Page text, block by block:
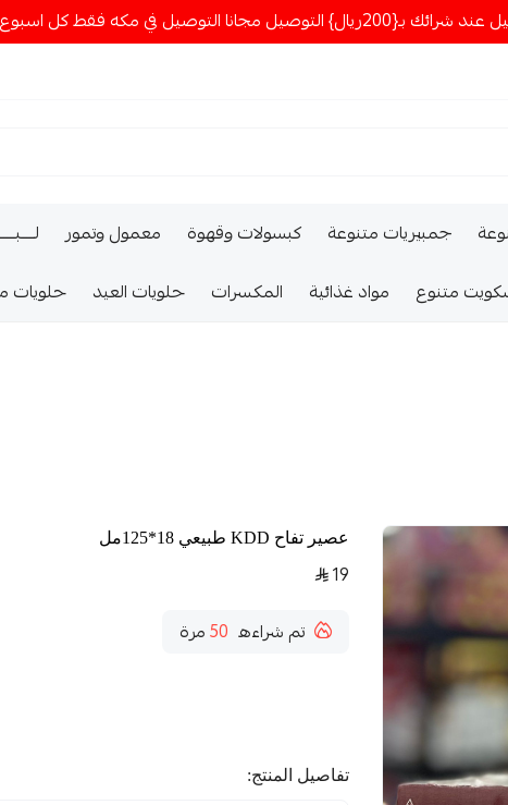
مجانا التوصيل في مكه فقط كل اسبوع اصناف جديدة
جمبيريات متنوعة كبسولات وقهوة معمول وتمور
متنوع مواد غذائية المكسرات حلويات العيد حلويات
عصير تفاح KDD طبيعي 18*125مل
19
تم شراءه 50مرة
تفاصيل المنتج: